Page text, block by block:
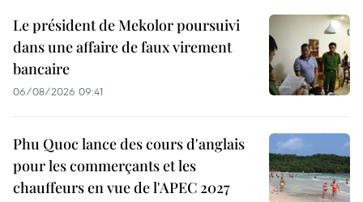
Le président de Mekolor poursuivi
dans une affaire de faux virement
bancaire
06/08/2026 09:41
Phu Quoc lance des cours d'anglais
pour les commerçants et les
chauffeurs en vue de l'APEC 2027